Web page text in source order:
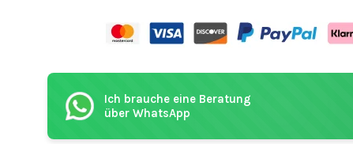
Ich brauche eine Beratung
über WhatsApp